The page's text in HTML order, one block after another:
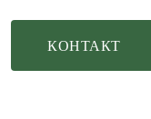
КОНТАКТ